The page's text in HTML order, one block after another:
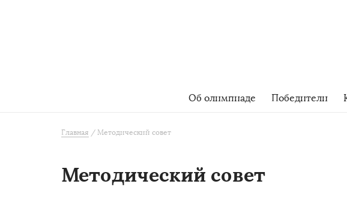
Об олимпиаде Победители
Главная Методический совет
Методический совет